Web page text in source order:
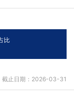
比
截止日期：2026-03-31